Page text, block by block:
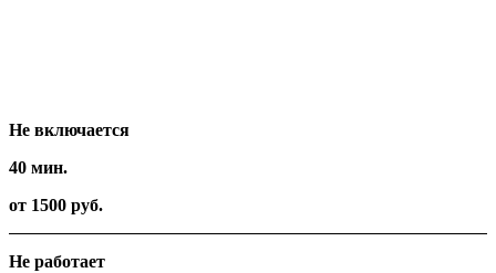
Не включается
40 мин.
от 1500 руб.
Не работает